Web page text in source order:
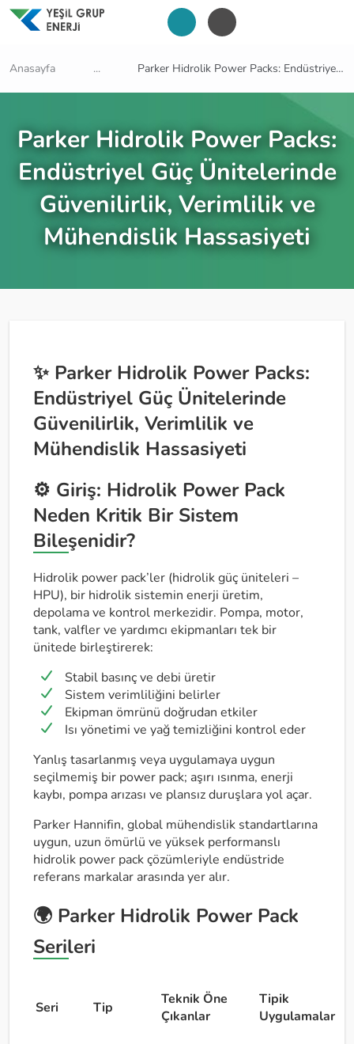
Parker Hidrolik Power Packs:
Endüstriyel Güç Ünitelerinde
Güvenilirlik, Verimlilik ve
Mühendislik Hassasiyeti
Anasayfa ... Parker Hidrolik Power Packs: Endüstriyel Güç Ünitelerinde Güvenilirlik, Verimlilik ve Mühendislik Hassasiyeti
✨ Parker Hidrolik Power Packs:
Endüstriyel Güç Ünitelerinde
Güvenilirlik, Verimlilik ve
Mühendislik Hassasiyeti
⚙️ Giriş: Hidrolik Power Pack
Neden Kritik Bir Sistem
Bileşenidir?
Hidrolik power pack’ler (hidrolik güç üniteleri –
HPU), bir hidrolik sistemin enerji üretim,
depolama ve kontrol merkezidir. Pompa, motor,
tank, valfler ve yardımcı ekipmanları tek bir
ünitede birleştirerek:
Stabil basınç ve debi üretir
Sistem verimliliğini belirler
Ekipman ömrünü doğrudan etkiler
Isı yönetimi ve yağ temizliğini kontrol eder
Yanlış tasarlanmış veya uygulamaya uygun
seçilmemiş bir power pack; aşırı ısınma, enerji
kaybı, pompa arızası ve plansız duruşlara yol açar.
Parker Hannifin, global mühendislik standartlarına
uygun, uzun ömürlü ve yüksek performanslı
hidrolik power pack çözümleriyle endüstride
referans markalar arasında yer alır.
🌍 Parker Hidrolik Power Pack
Serileri
Seri Tip
Teknik Öne
Çıkanlar
Tipik
Uygulamalar